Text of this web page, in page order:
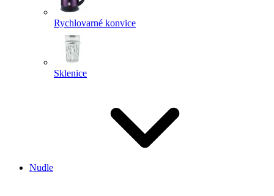
Rychlovarné konvice
Sklenice
Nudle